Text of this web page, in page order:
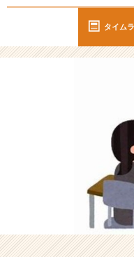
が
り
で
イ
ド・
ア
ウ
ル
ー
タイム